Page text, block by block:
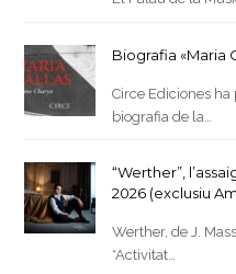
Biografia «Maria
Circe Ediciones
biografia de la…
“Werther”,
2026 (exclusiu
Werther, de J.
*Activitat…